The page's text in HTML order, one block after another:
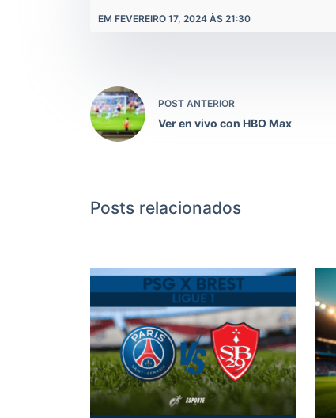
EM FEVEREIRO 17, 2024 ÀS 21:30
POST ANTERIOR
Ver en vivo con HBO Max
Posts relacionados